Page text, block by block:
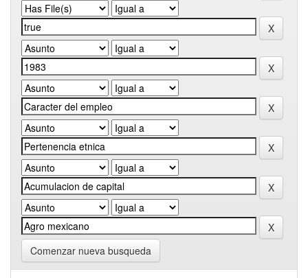
Comenzar nueva busqueda